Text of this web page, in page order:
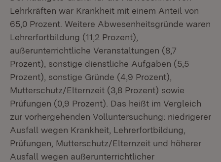
Lehrkräften war Krankheit mit einem Anteil von
65,0 Prozent. Weitere Abwesenheitsgründe waren
Lehrerfortbildung (11,2 Prozent),
außerunterrichtliche Veranstaltungen (8,7
Prozent), sonstige dienstliche Aufgaben (5,5
Prozent), sonstige Gründe (4,9 Prozent),
Mutterschutz/Elternzeit (3,8 Prozent) sowie
Prüfungen (0,9 Prozent). Das heißt im Vergleich
zur vorhergehenden Volluntersuchung: niedrigerer
Ausfall wegen Krankheit, Lehrerfortbildung,
Prüfungen, Mutterschutz/Elternzeit und höherer
Ausfall wegen außerunterrichtlicher